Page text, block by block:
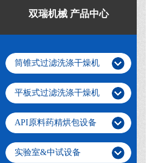
双瑞机械 产品中心
筒锥式过滤洗涤干燥机
平板式过滤洗涤干燥机
API原料药精烘包设备
实验室&中试设备